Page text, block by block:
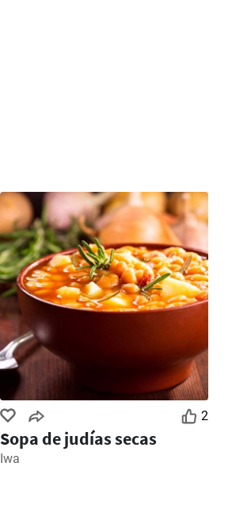
2
Sopa de judías secas
Iwa